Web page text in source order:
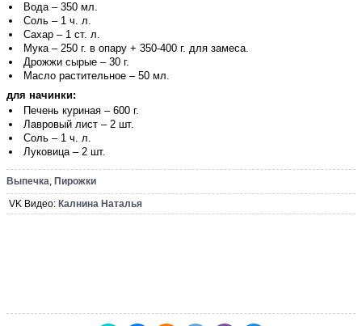
Вода – 350 мл.
Соль – 1 ч. л.
Сахар – 1 ст. л.
Мука – 250 г. в опару + 350-400 г. для замеса.
Дрожжи сырые – 30 г.
Масло растительное – 50 мл.
для начинки:
Печень куриная – 600 г.
Лавровый лист – 2 шт.
Соль – 1 ч. л.
Луковица – 2 шт.
Выпечка, Пирожки
VK Видео: Калнина Наталья